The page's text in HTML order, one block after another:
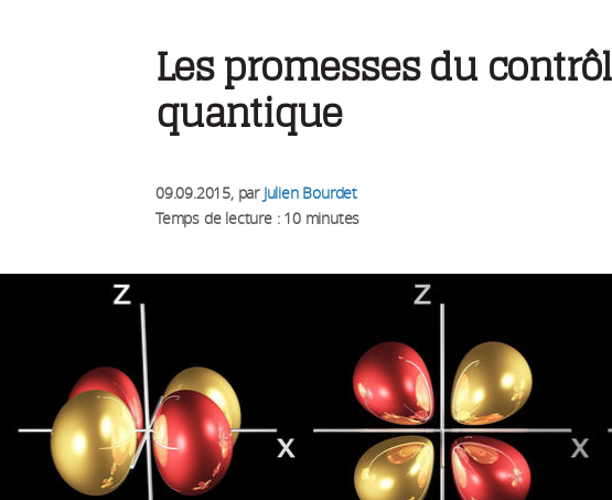
Les promesses du
quantique
09.09.2015, par Julien Bourdet
Temps de lecture : 10 minutes